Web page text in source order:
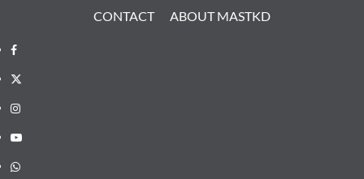
CONTACT ABOUT MASTKD
Facebook
X
Instagram
YouTube
Whatsapp